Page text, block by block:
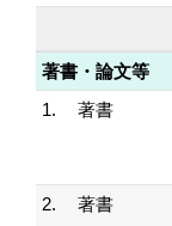
著書・論文等
1.
著書
2. 著書